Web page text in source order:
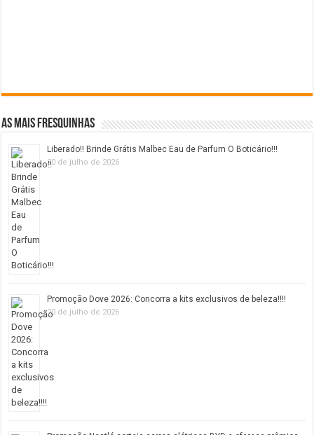
As mais fresquinhas
Liberado!! Brinde Grátis Malbec Eau de Parfum O Boticário!!!
20 de julho de 2026
Promoção Dove 2026: Concorra a kits exclusivos de beleza!!!!
20 de julho de 2026